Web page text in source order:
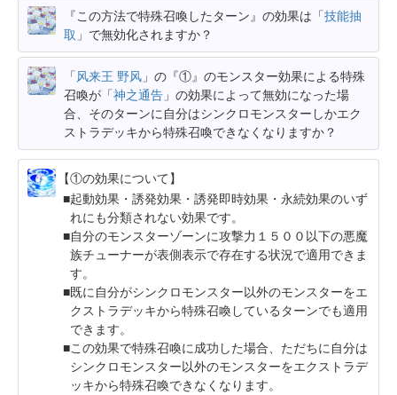
『この方法で特殊召喚したターン』の効果は「技能抽
取 」で無効化されますか？
「风来王 野风 」の『①』のモンスター効果による特殊
召喚が「神之通告 」の効果によって無効になった場
合、そのターンに自分はシンクロモンスターしかエク
ストラデッキから特殊召喚できなくなりますか？
【①の効果について】
起動効果・誘発効果・誘発即時効果・永続効果のいず
れにも分類されない効果です。
自分のモンスターゾーンに攻撃力１５００以下の悪魔
族チューナーが表側表示で存在する状況で適用できま
す。
既に自分がシンクロモンスター以外のモンスターをエ
クストラデッキから特殊召喚しているターンでも適用
できます。
この効果で特殊召喚に成功した場合、ただちに自分は
シンクロモンスター以外のモンスターをエクストラデ
ッキから特殊召喚できなくなります。